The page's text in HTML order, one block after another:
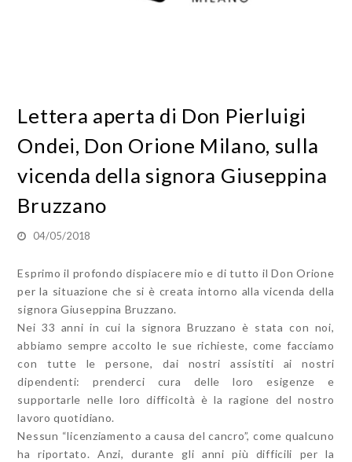
Lettera aperta di Don Pierluigi
Ondei, Don Orione Milano, sulla
vicenda della signora Giuseppina
Bruzzano
04/05/2018
Esprimo il profondo dispiacere mio e di tutto il Don Orione
per la situazione che si è creata intorno alla vicenda della
signora Giuseppina Bruzzano.
Nei 33 anni in cui la signora Bruzzano è stata con noi,
abbiamo sempre accolto le sue richieste, come facciamo
con tutte le persone, dai nostri assistiti ai nostri
dipendenti: prenderci cura delle loro esigenze e
supportarle nelle loro difficoltà è la ragione del nostro
lavoro quotidiano.
Nessun “licenziamento a causa del cancro”, come qualcuno
ha riportato. Anzi, durante gli anni più difficili per la